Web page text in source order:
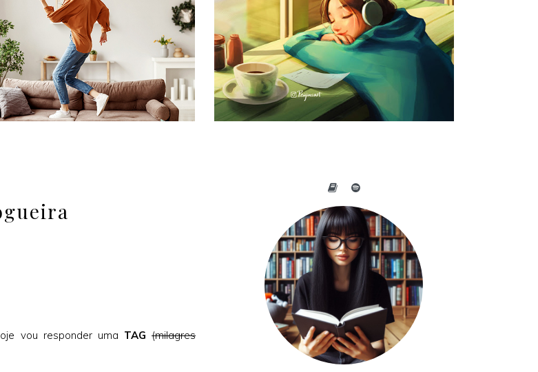
vou responder uma TAG(milagres